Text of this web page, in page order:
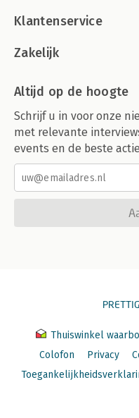
Klantenservice
Zakelijk
Altijd op de hoogte
Schrijf u in voor onze
met relevante
events en de beste
Thuiswinkel
Colofon
Privacy